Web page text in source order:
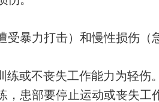
暴力打击）和慢性损伤（
或不丧失工作能力为轻伤。
，患部要停止运动或丧失工